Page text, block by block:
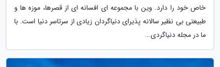
خاص خود را دارد. وین با مجموعه ای افسانه ای از قصرها، موزه ها و
طبیعتی بی نظیر سالانه پذیرای دنیاگردان زیادی از سرتاسر دنیا است. با
ما در مجله دنیاگردی...